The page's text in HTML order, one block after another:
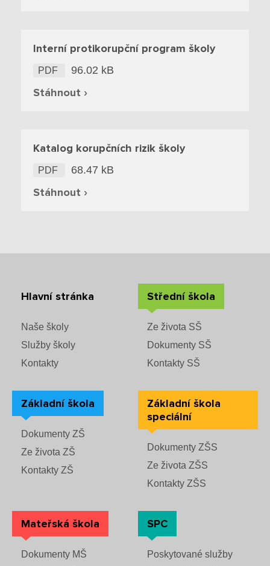
Boj proti korupci
Školská rada
Fakultní škola
Organizace školního roku
Fotky z akcí školy
Projekty
Kontakty
Obecné kontakty
Vedení školy
Střední škola
Interní protikorupční program školy
PDF 96.02 kB
Stáhnout ›
Katalog korupčních rizik školy
PDF 68.47 kB
Stáhnout ›
Hlavní stránka
Naše školy
Služby školy
Kontakty
Střední škola
Ze života SŠ
Dokumenty SŠ
Kontakty SŠ
Základní škola
Dokumenty ZŠ
Ze života ZŠ
Kontakty ZŠ
Základní škola
speciální
Dokumenty ZŠS
Ze života ZŠS
Kontakty ZŠS
Mateřská škola
Dokumenty MŠ
SPC
Poskytované služby